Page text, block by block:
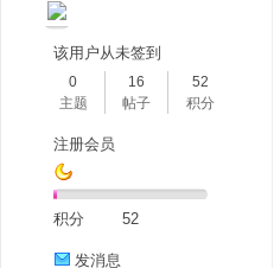
该用户从未签到
0
主题
16
帖子
52
积分
注册会员
积分 52
发消息